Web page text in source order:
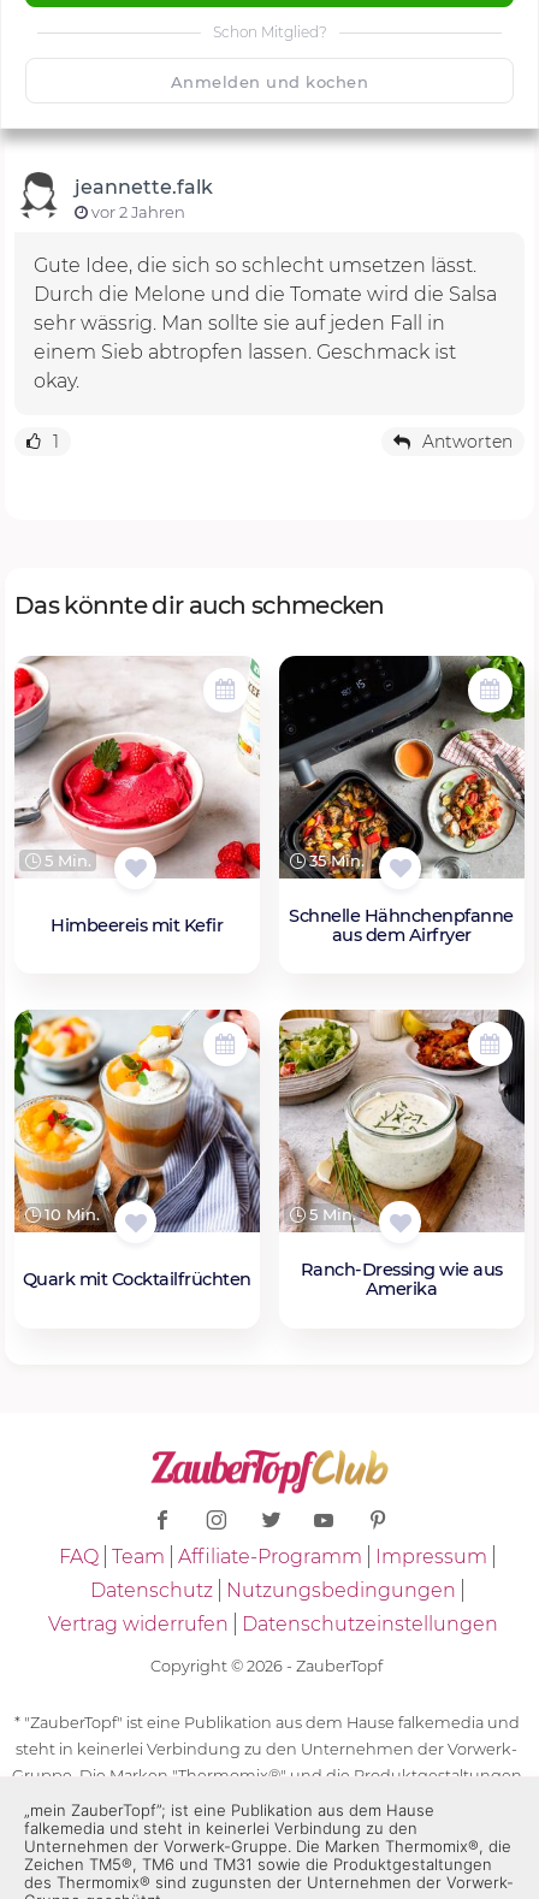
Schon Mitglied?
Anmelden und kochen
🙂 Speichern
jeannette.falk
vor 2 Jahren
Gute Idee, die sich so schlecht umsetzen lässt.
Durch die Melone und die Tomate wird die Salsa
sehr wässrig. Man sollte sie auf jeden Fall in
einem Sieb abtropfen lassen. Geschmack ist
okay.
1 Antworten
Das könnte dir auch schmecken
5 Min.
Himbeereis mit Kefir
35 Min.
Schnelle Hähnchenpfanne
aus dem Airfryer
10 Min.
Quark mit Cocktailfrüchten
5 Min.
Ranch-Dressing wie aus
Amerika
FAQ Team Affiliate-Programm
Impressum
Datenschutz
Nutzungsbedingungen
Vertrag widerrufen
Datenschutzeinstellungen
Copyright © 2026 - ZauberTopf
* "ZauberTopf" ist eine Publikation aus dem Hause falkemedia und
steht in keinerlei Verbindung zu den Unternehmen der Vorwerk-
Gruppe. Die Marken "Thermomix®" und die Produktgestaltungen
des "Thermomix®" sind eingetragene Marken der Unternehmen
der Vorwerk-Gruppe. Die Marken Thermomix®, die Zeichen TM5®,
TM6 und TM31 sowie die Produktgestaltungen des Thermomix®
sind zugunsten der Unternehmen der Vorwerk-Gruppe
„mein ZauberTopf”; ist eine Publikation aus dem Hause
falkemedia und steht in keinerlei Verbindung zu den
Unternehmen der Vorwerk-Gruppe. Die Marken Thermomix®, die
Zeichen TM5®, TM6 und TM31 sowie die Produktgestaltungen
des Thermomix® sind zugunsten der Unternehmen der Vorwerk-